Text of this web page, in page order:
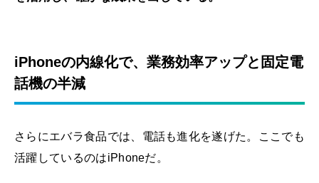
iPhoneの内線化で、業務効率アップと固定電
話機の半減
さらにエバラ食品では、電話も進化を遂げた。ここでも
活躍しているのはiPhoneだ。